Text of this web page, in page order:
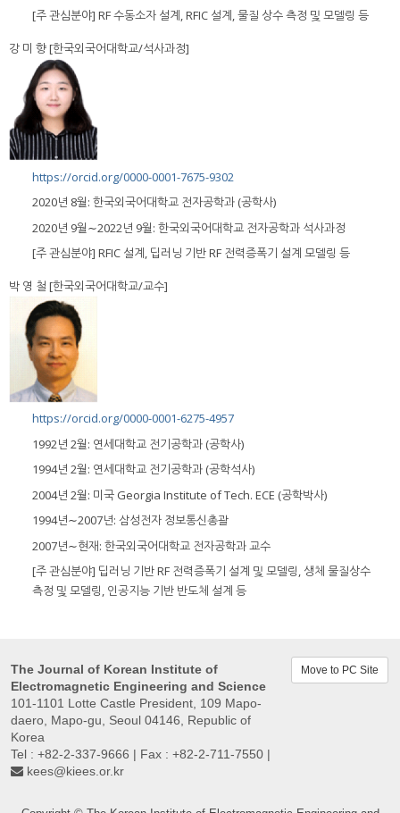
[주 관심분야] RF 수동소자 설계, RFIC 설계, 물질 상수 측정 및 모델링 등
강 미 향 [한국외국어대학교/석사과정]
https://orcid.org/0000-0001-7675-9302
2020년 8월: 한국외국어대학교 전자공학과 (공학사)
2020년 9월∼2022년 9월: 한국외국어대학교 전자공학과 석사과정
[주 관심분야] RFIC 설계, 딥러닝 기반 RF 전력증폭기 설계 모델링 등
박 영 철 [한국외국어대학교/교수]
https://orcid.org/0000-0001-6275-4957
1992년 2월: 연세대학교 전기공학과 (공학사)
1994년 2월: 연세대학교 전기공학과 (공학석사)
2004년 2월: 미국 Georgia Institute of Tech. ECE (공학박사)
1994년∼2007년: 삼성전자 정보통신총괄
2007년∼현재: 한국외국어대학교 전자공학과 교수
[주 관심분야] 딥러닝 기반 RF 전력증폭기 설계 및 모델링, 생체 물질상수
측정 및 모델링, 인공지능 기반 반도체 설계 등
The Journal of Korean Institute of
Electromagnetic Engineering and Science
101-1101 Lotte Castle President, 109 Mapo-
daero, Mapo-gu, Seoul 04146, Republic of
Korea
Tel : +82-2-337-9666 | Fax : +82-2-711-7550 |
kees@kiees.or.kr
Move to PC Site